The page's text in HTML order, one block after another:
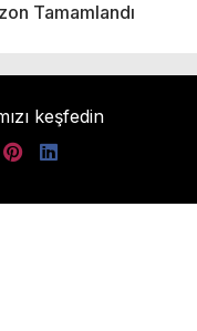
Tamamlandı
keşfedin